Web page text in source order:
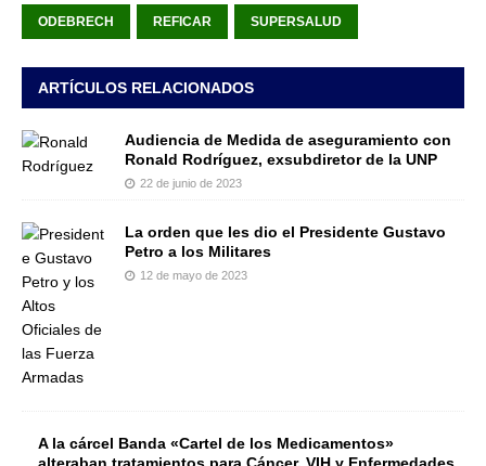
ODEBRECH REFICAR SUPERSALUD
ARTÍCULOS RELACIONADOS
Audiencia de Medida de aseguramiento con
Ronald Rodríguez, exsubdiretor de la UNP
22 de junio de 2023
La orden que les dio el Presidente Gustavo
Petro a los Militares
12 de mayo de 2023
A la cárcel Banda «Cartel de los Medicamentos»